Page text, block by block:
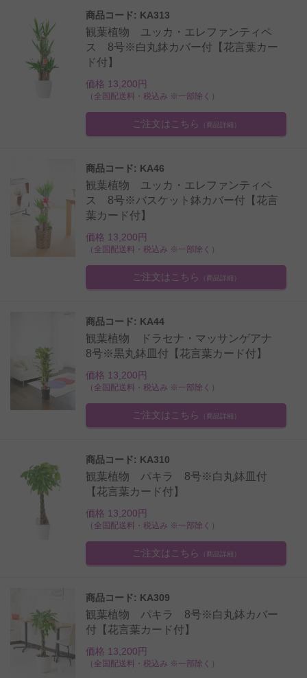
商品コード: KA313
観葉植物 ユッカ・エレファンティペ
ス 8号※白丸鉢カバー付【花言葉カー
ド付】
価格 13,200円
（全国配送料・税込み ※一部除く）
ご注文はこちら （商品詳細）
商品コード: KA46
観葉植物 ユッカ・エレファンティペ
ス 8号※バスケット鉢カバー付【花言
葉カード付】
価格 13,200円
（全国配送料・税込み ※一部除く）
ご注文はこちら （商品詳細）
商品コード: KA44
観葉植物 ドラセナ・マッサンゲアナ
8号※黒丸鉢皿付【花言葉カード付】
価格 13,200円
（全国配送料・税込み ※一部除く）
ご注文はこちら （商品詳細）
商品コード: KA310
観葉植物 パキラ 8号※白丸鉢皿付
【花言葉カード付】
価格 13,200円
（全国配送料・税込み ※一部除く）
ご注文はこちら （商品詳細）
商品コード: KA309
観葉植物 パキラ 8号※白丸鉢カバー
付【花言葉カード付】
価格 13,200円
（全国配送料・税込み ※一部除く）